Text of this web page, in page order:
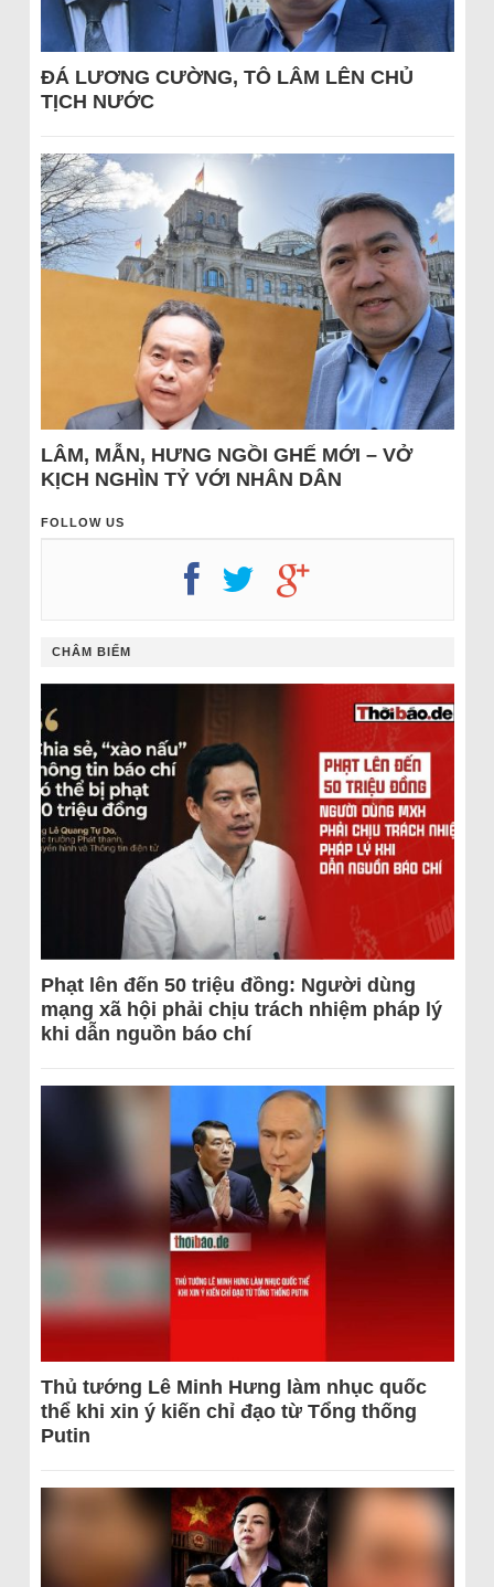
ĐÁ LƯƠNG CƯỜNG, TÔ LÂM LÊN CHỦ
TỊCH NƯỚC
LÂM, MẪN, HƯNG NGỒI GHẾ MỚI – VỞ
KỊCH NGHÌN TỶ VỚI NHÂN DÂN
FOLLOW US
CHÂM BIẾM
Phạt lên đến 50 triệu đồng: Người dùng
mạng xã hội phải chịu trách nhiệm pháp lý
khi dẫn nguồn báo chí
Thủ tướng Lê Minh Hưng làm nhục quốc
thể khi xin ý kiến chỉ đạo từ Tổng thống
Putin